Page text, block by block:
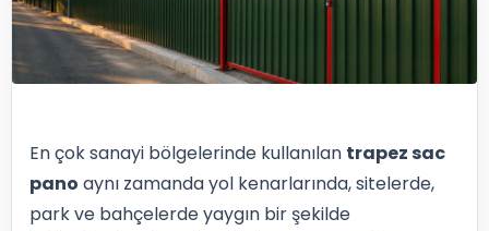
En çok sanayi bölgelerinde kullanılan trapez sac
pano aynı zamanda yol kenarlarında, sitelerde,
park ve bahçelerde yaygın bir şekilde